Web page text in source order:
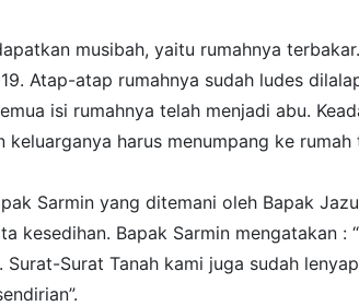
musibah, yaitu rumahnya
Atap-atap rumahnya sudah ludes
isi rumahnya telah menjadi abu.
keluarganya harus menumpang ke rumah
Sarmin yang ditemani oleh Bapak
kesedihan. Bapak Sarmin mengatakan :
Surat Tanah kami juga sudah